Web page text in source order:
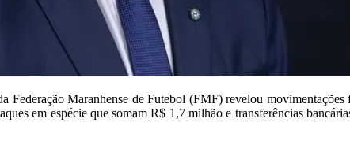
Federação Maranhense de Futebol (FMF) revelou
em espécie que somam R$ 1,7 milhão e transferências